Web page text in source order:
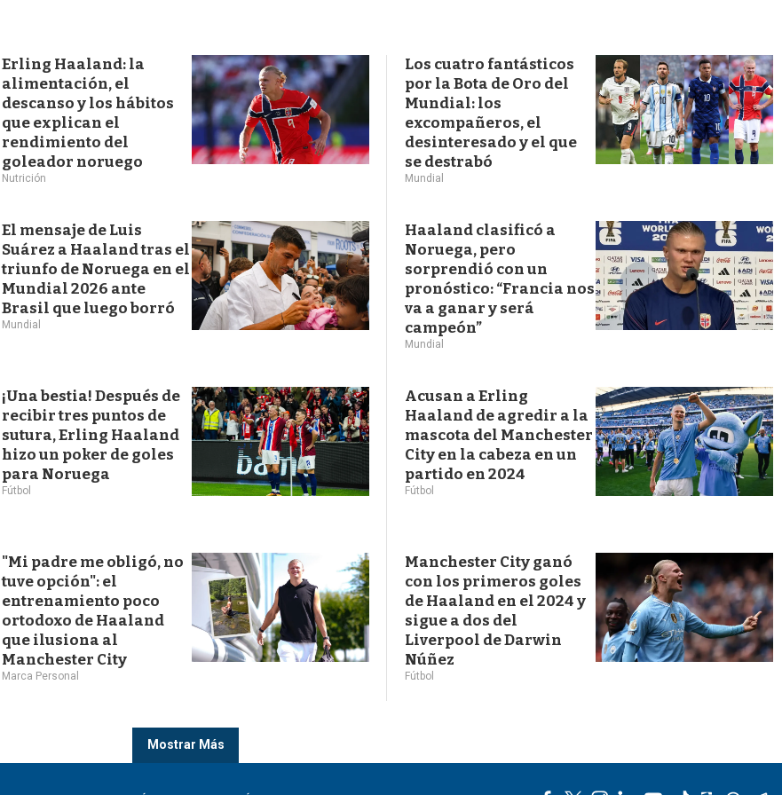
e
d
a
Erling Haaland: la
alimentación, el
descanso y los hábitos
que explican el
rendimiento del
goleador noruego
Nutrición
Los cuatro fantásticos
por la Bota de Oro del
Mundial: los
excompañeros, el
desinteresado y el que
se destrabó
Mundial
El mensaje de Luis
Suárez a Haaland tras el
triunfo de Noruega en el
Mundial 2026 ante
Brasil que luego borró
Mundial
Haaland clasificó a
Noruega, pero
sorprendió con un
pronóstico: “Francia nos
va a ganar y será
campeón”
Mundial
¡Una bestia! Después de
recibir tres puntos de
sutura, Erling Haaland
hizo un poker de goles
para Noruega
Fútbol
Acusan a Erling
Haaland de agredir a la
mascota del Manchester
City en la cabeza en un
partido en 2024
Fútbol
"Mi padre me obligó, no
tuve opción": el
entrenamiento poco
ortodoxo de Haaland
que ilusiona al
Manchester City
Marca Personal
Manchester City ganó
con los primeros goles
de Haaland en el 2024 y
sigue a dos del
Liverpool de Darwin
Núñez
Fútbol
Mostrar Más